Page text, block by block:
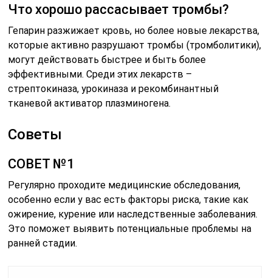
Что хорошо рассасывает тромбы?
Гепарин разжижает кровь, но более новые лекарства,
которые активно разрушают тромбы (тромболитики),
могут действовать быстрее и быть более
эффективными. Среди этих лекарств –
стрептокиназа, урокиназа и рекомбинантный
тканевой активатор плазминогена.
Советы
СОВЕТ №1
Регулярно проходите медицинские обследования,
особенно если у вас есть факторы риска, такие как
ожирение, курение или наследственные заболевания.
Это поможет выявить потенциальные проблемы на
ранней стадии.